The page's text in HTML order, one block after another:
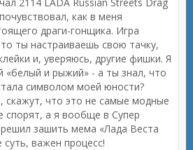
как в меня
драги-гонщика. Игра
ты настраиваешь свою тачку,
и, уверяюсь, другие фишки. Я
«белый и рыжий» - а ты знал, что
символом моей юности?
скажут, что это не самые модные
спорят, а я вообще в Супер
зашить мема «Лада Веста
важен процесс!